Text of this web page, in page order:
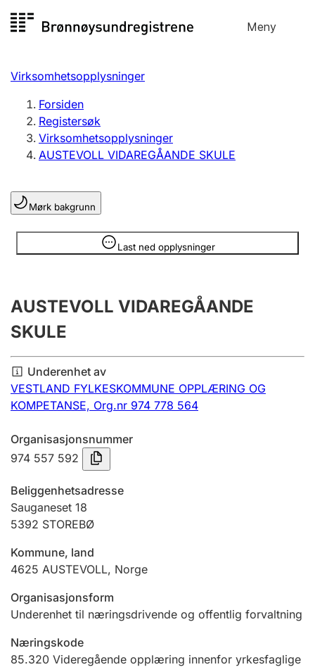
til
Meny
Registersøk
Aksjeselskap
Enkeltpersonforetak
Registrere, endre, slette
Lag og forening
Registrere, endre, slette
Årsregnskap
Innsending og forsinkelsesgebyr
Tinglysing
Jeger
Ektepaktveileder
Andre tema
Virksomhetsopplysninger
Forsiden
Registersøk
Virksomhetsopplysninger
AUSTEVOLL VIDAREGÅANDE SKULE
Mørk bakgrunn
Last ned opplysninger
Opplysninger er skjult
AUSTEVOLL VIDAREGÅANDE
SKULE
Underenhet av
VESTLAND FYLKESKOMMUNE OPPLÆRING OG
KOMPETANSE, Org.nr 974 778 564
Organisasjonsnummer
974 557 592
Beliggenhetsadresse
Sauganeset 18
5392 STOREBØ
Kommune, land
4625 AUSTEVOLL, Norge
Organisasjonsform
Underenhet til næringsdrivende og offentlig forvaltning
Næringskode
85.320 Videregående opplæring innenfor yrkesfaglige